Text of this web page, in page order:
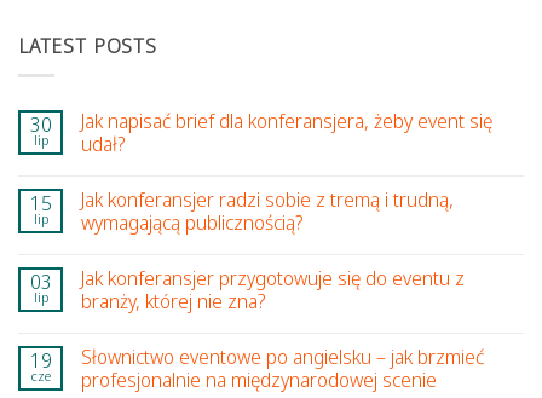
LATEST POSTS
30
lip
Jak napisać brief dla konferansjera, żeby event się
udał?
15
lip
Jak konferansjer radzi sobie z tremą i trudną,
wymagającą publicznością?
03
lip
Jak konferansjer przygotowuje się do eventu z
branży, której nie zna?
19
cze
Słownictwo eventowe po angielsku – jak brzmieć
profesjonalnie na międzynarodowej scenie